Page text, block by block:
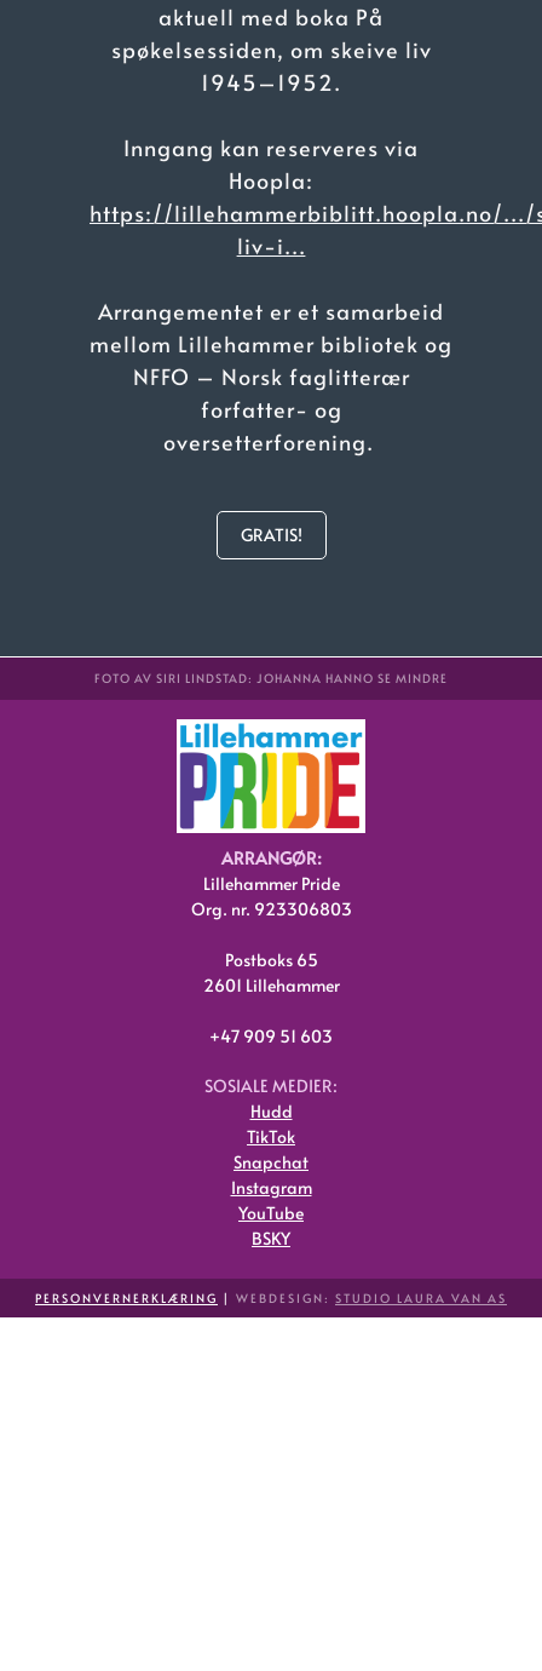
aktuell med boka På
spøkelsessiden, om skeive liv
1945–1952.
Inngang kan reserveres via
Hoopla:
https://lillehammerbiblitt.hoopla.no/.../
liv-i...
Arrangementet er et samarbeid
mellom Lillehammer bibliotek og
NFFO – Norsk faglitterær
forfatter- og
oversetterforening.
GRATIS!
FOTO AV SIRI LINDSTAD: JOHANNA HANNO SE MINDRE
ARRANGØR:
Lillehammer Pride
Org. nr. 923306803
Postboks 65
2601 Lillehammer
+47 909 51 603
SOSIALE MEDIER:
Hudd
TikTok
Snapchat
Instagram
YouTube
BSKY
PERSONVERNERKLÆRING | WEBDESIGN: STUDIO LAURA VAN AS